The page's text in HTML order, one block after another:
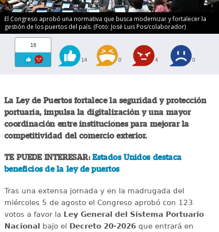
El Congreso aprobó una normativa que busca modernizar y fortalecer la
gestión de los puertos del país. (Foto: José Luis Pos/colaborador)
18
14 0 4 0
La Ley de Puertos fortalece la seguridad y protección
portuaria, impulsa la digitalización y una mayor
coordinación entre instituciones para mejorar la
competitividad del comercio exterior.
TE PUEDE INTERESAR:Estados Unidos destaca
beneficios de la ley de puertos
Tras una extensa jornada y en la madrugada del
miércoles 5 de agosto el Congreso aprobó con 123
votos a favor la Ley General del Sistema Portuario
Nacional bajo el Decreto 20-2026 que entrará en